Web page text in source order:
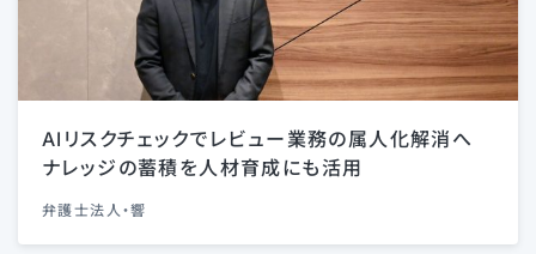
AIリスクチェックでレビュー業務の属人化解消へ
ナレッジの蓄積を人材育成にも活用
弁護士法人・響